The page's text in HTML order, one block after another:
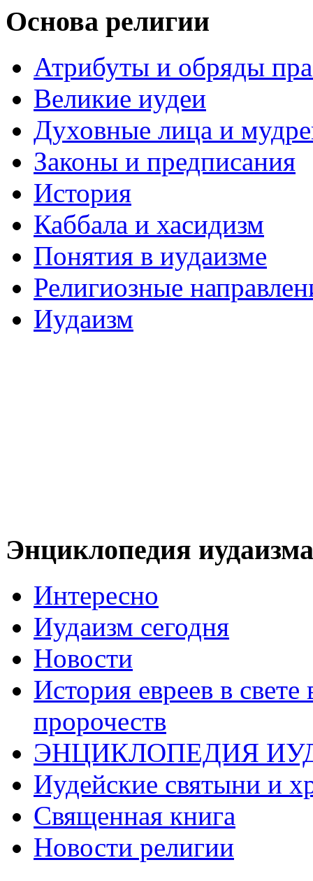
Основа религии
Атрибуты и обряды
Великие иудеи
Духовные лица и
Законы и предписания
История
Каббала и хасидизм
Понятия в иудаизме
Религиозные
Иудаизм
Энциклопедия иудаизма
Интересно
Иудаизм сегодня
Новости
История евреев в
пророчеств
ЭНЦИКЛОПЕДИЯ
Иудейские святыни и
Священная книга
Новости религии